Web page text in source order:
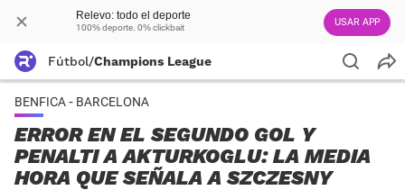
Relevo: todo el deporte
100% deporte. 0% clickbait USAR APP
Fútbol/Champions League
BENFICA - BARCELONA
ERROR EN EL SEGUNDO GOL Y
PENALTI A AKTURKOGLU: LA MEDIA
HORA QUE SEÑALA A SZCZESNY